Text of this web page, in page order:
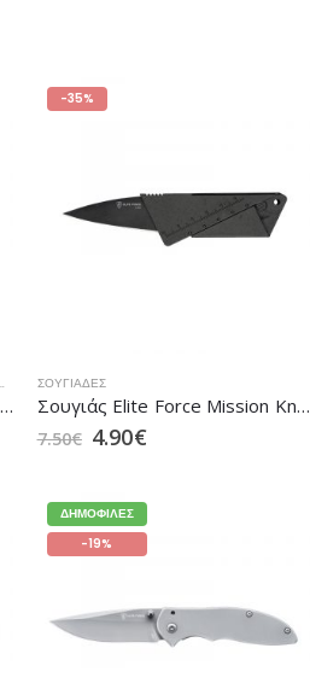
ΣΟΥΓΙΆΔΕΣ
5.11 Covert EDC Gift Set (50852)
-35%
ΣΟΥΓΙΆΔΕΣ
Σουγιάς Elite Force Mission Knife (5.0990-1)
7.50€ 4.90€
ΔΗΜΟΦΙΛΈΣ
-19%